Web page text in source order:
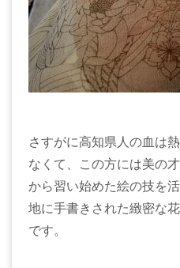
さすがに高知県人の血は
なくて、この方には美の
から習い始めた絵の技を
地に手書きされた緻密な
です。